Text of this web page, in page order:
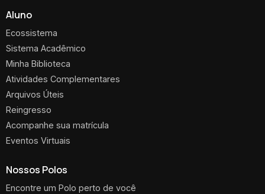
Aluno
Ecossistema
Sistema Acadêmico
Minha Biblioteca
Atividades Complementares
Arquivos Úteis
Reingresso
Acompanhe sua matrícula
Eventos Virtuais
Nossos Polos
Encontre um Polo perto de você